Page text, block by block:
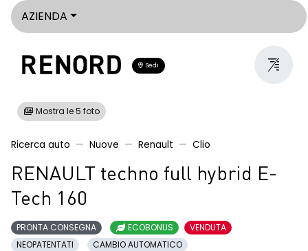
AZIENDA
Sedi
Mostra le 5 foto
Ricerca auto Nuove Renault Clio
RENAULT techno full hybrid E-
Tech 160
PRONTA CONSEGNA ECOBONUS
VENDUTA
NEOPATENTATI
CAMBIO AUTOMATICO